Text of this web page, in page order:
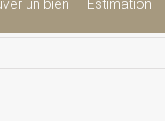
un bien Estimation